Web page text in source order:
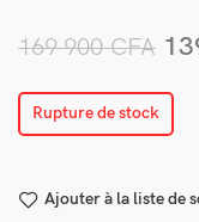
169 900CFA
Rupture de stock
Ajouter à la liste de